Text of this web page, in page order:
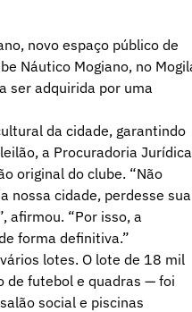
novo espaço público de
Náutico Mogiano, no
ser adquirida por uma
da cidade, garantindo
a Procuradoria Jurídica
original do clube. “Não
nossa cidade, perdesse sua
afirmou. “Por isso, a
forma definitiva.”
lotes. O lote de 18 mil
de futebol e quadras — foi
social e piscinas